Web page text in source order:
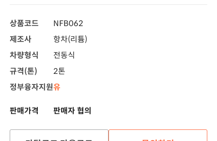
상품코드
NFB062
제조사
항차(리튬)
차량형식
전동식
규격(톤)
2톤
정부융자지원유
판매가격 판매자 협의